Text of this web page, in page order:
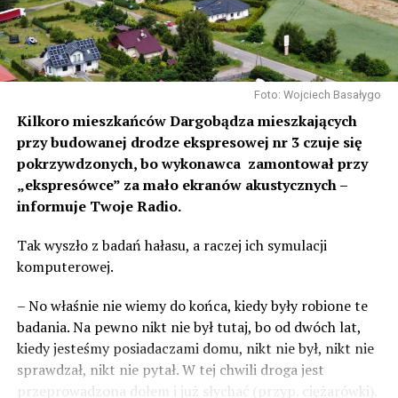
Foto: Wojciech Basałygo
Kilkoro mieszkańców Dargobądza mieszkających
przy budowanej drodze ekspresowej nr 3 czuje się
pokrzywdzonych, bo wykonawca zamontował przy
„ekspresówce” za mało ekranów akustycznych –
informuje Twoje Radio.
Tak wyszło z badań hałasu, a raczej ich symulacji
komputerowej.
– No właśnie nie wiemy do końca, kiedy były robione te
badania. Na pewno nikt nie był tutaj, bo od dwóch lat,
kiedy jesteśmy posiadaczami domu, nikt nie był, nikt nie
sprawdzał, nikt nie pytał. W tej chwili droga jest
przeprowadzona dołem i już słychać (przyp. ciężarówki).